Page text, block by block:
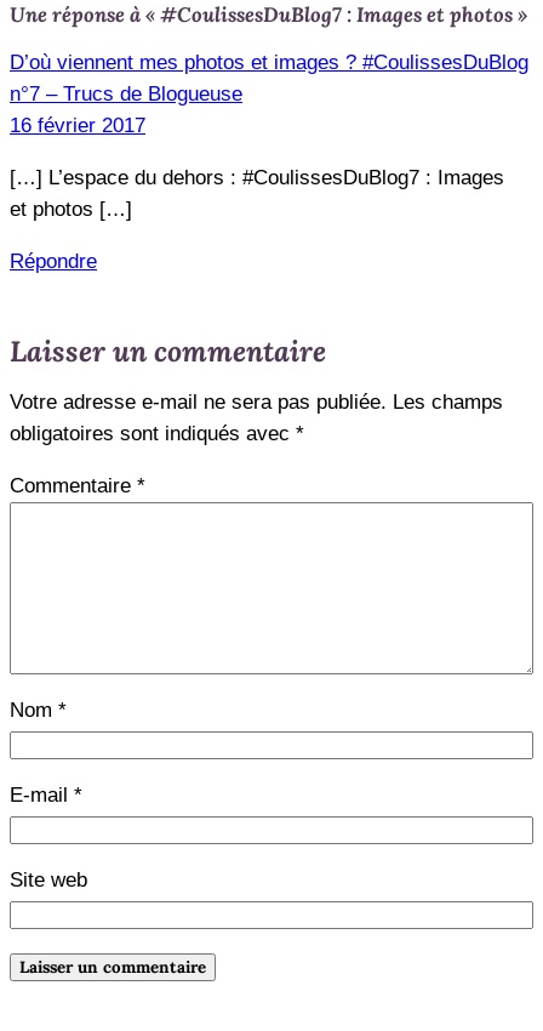
Une réponse à « #CoulissesDuBlog7 : Images et photos »
D’où viennent mes photos et images ? #CoulissesDuBlog
n°7 – Trucs de Blogueuse
16 février 2017
[…] L’espace du dehors : #CoulissesDuBlog7 : Images
et photos […]
Répondre
Laisser un commentaire
Votre adresse e-mail ne sera pas publiée. Les champs
obligatoires sont indiqués avec *
Commentaire *
Nom *
E-mail *
Site web